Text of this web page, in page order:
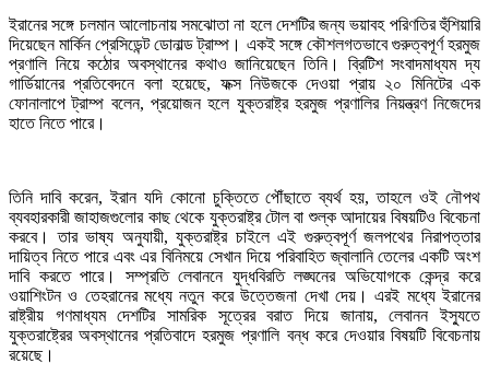
ইরানের সঙ্গে চলমান আলোচনায় সমঝোতা না হলে দেশটির জন্য ভয়াবহ পরিণতির হুঁশিয়ারি
দিয়েছেন মার্কিন প্রেসিডেন্ট ডোনাল্ড ট্রাম্প। একই সঙ্গে কৌশলগতভাবে গুরুত্বপূর্ণ হরমুজ
প্রণালি নিয়ে কঠোর অবস্থানের কথাও জানিয়েছেন তিনি। ব্রিটিশ সংবাদমাধ্যম দ্য
গার্ডিয়ানের প্রতিবেদনে বলা হয়েছে, ফক্স নিউজকে দেওয়া প্রায় ২০ মিনিটের এক
ফোনালাপে ট্রাম্প বলেন, প্রয়োজন হলে যুক্তরাষ্ট্র হরমুজ প্রণালির নিয়ন্ত্রণ নিজেদের
হাতে নিতে পারে।
তিনি দাবি করেন, ইরান যদি কোনো চুক্তিতে পৌঁছাতে ব্যর্থ হয়, তাহলে ওই নৌপথ
ব্যবহারকারী জাহাজগুলোর কাছ থেকে যুক্তরাষ্ট্র টোল বা শুল্ক আদায়ের বিষয়টিও বিবেচনা
করবে। তার ভাষ্য অনুযায়ী, যুক্তরাষ্ট্র চাইলে এই গুরুত্বপূর্ণ জলপথের নিরাপত্তার
দায়িত্ব নিতে পারে এবং এর বিনিময়ে সেখান দিয়ে পরিবাহিত জ্বালানি তেলের একটি অংশ
দাবি করতে পারে। সম্প্রতি লেবাননে যুদ্ধবিরতি লঙ্ঘনের অভিযোগকে কেন্দ্র করে
ওয়াশিংটন ও তেহরানের মধ্যে নতুন করে উত্তেজনা দেখা দেয়। এরই মধ্যে ইরানের
রাষ্ট্রীয় গণমাধ্যম দেশটির সামরিক সূত্রের বরাত দিয়ে জানায়, লেবানন ইস্যুতে
যুক্তরাষ্ট্রের অবস্থানের প্রতিবাদে হরমুজ প্রণালি বন্ধ করে দেওয়ার বিষয়টি বিবেচনায়
রয়েছে।